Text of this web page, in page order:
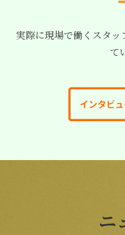
実際に現場で働くスタ
て
ニ